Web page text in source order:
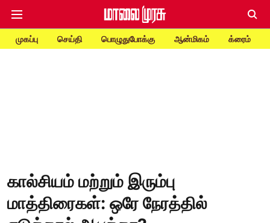
முகப்பு செய்தி பொழுதுபோக்கு ஆன்மிகம் க்ரைம்
கால்சியம் மற்றும் இரும்பு
மாத்திரைகள்: ஒரே நேரத்தில்